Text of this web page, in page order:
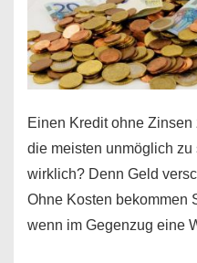
Sie
es
Einen Kredit ohne
die meisten unmöglich
wirklich? Denn Geld
Ohne Kosten bekommen
wenn im Gegenzug eine